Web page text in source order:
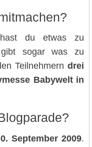
du etwas zu
sogar was zu
Teilnehmern drei
Babywelt in
September 2009.